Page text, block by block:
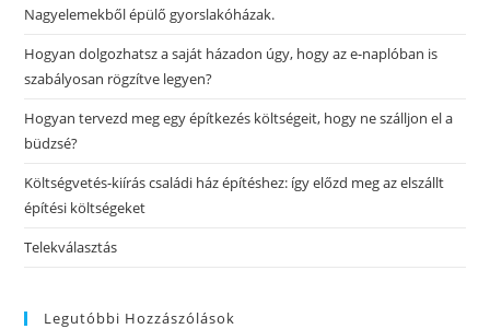
Nagyelemekből épülő gyorslakóházak.
Hogyan dolgozhatsz a saját házadon úgy, hogy az e-naplóban is
szabályosan rögzítve legyen?
Hogyan tervezd meg egy építkezés költségeit, hogy ne szálljon el a
büdzsé?
Költségvetés-kiírás családi ház építéshez: így előzd meg az elszállt
építési költségeket
Telekválasztás
Legutóbbi Hozzászólások